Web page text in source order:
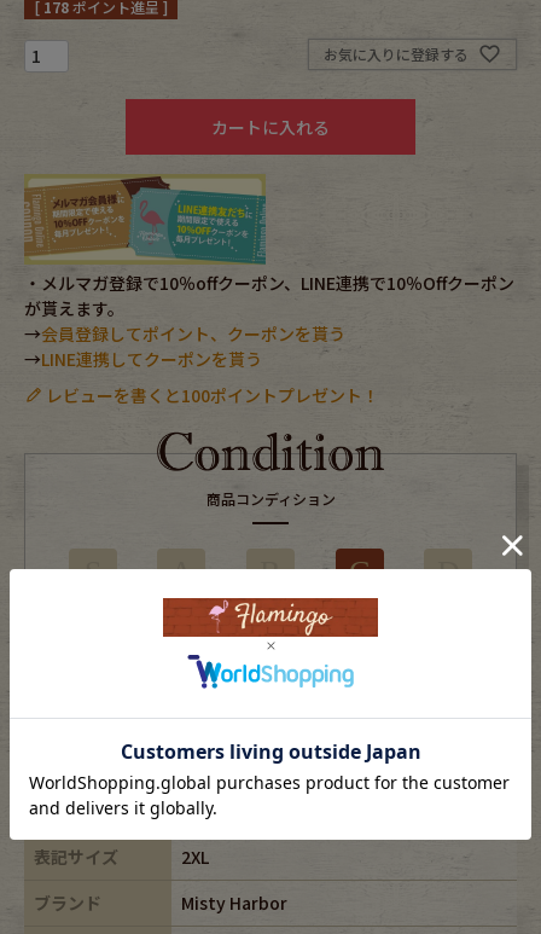
小物・アクセサリーから探す
Bag
Accessory
Belt antique goods
Keyring vintage bicycle
FAFATT
[ 178ポイント進呈 ]
お気に入りに登録する
カートに入れる
・メルマガ登録で10％offクーポン、LINE連携で10％Offクーポン
が貰えます。
→会員登録してポイント、クーポンを貰う
→LINE連携してクーポンを貰う
レビューを書くと100ポイントプレゼント！
商品コンディション
S A B C D
部分的に目立つ使用感やダメージがある商品
※USEDですので使用感などございますが、まだまだご愛用していただけます。
古着という事をご理解の上ご注文よろしくお願いします。
表記サイズ
2XL
ブランド
Misty Harbor